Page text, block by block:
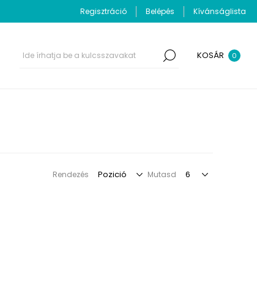
Regisztráció Belépés Kívánságlista
KOSÁR 0
Rendezés Mutasd